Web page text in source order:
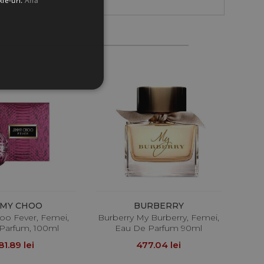
CHOO
Fever, Femei,
100ml
lei
BURBERRY
Burberry My Burberry, Femei,
Eau De Parfum 90ml
477.04 lei